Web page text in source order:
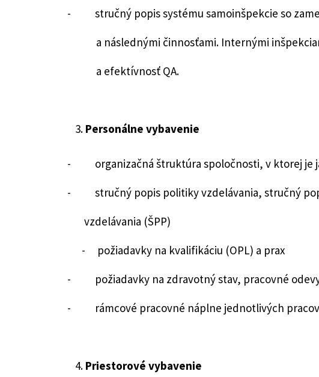
- stručný popis systému samoinšpekcie so
a následnými činnosťami. Internými
a efektívnosť QA.
Personálne vybavenie
- organizačná štruktúra spoločnosti, v ktorej je
- stručný popis politiky vzdelávania, stručný
vzdelávania (ŠPP)
- požiadavky na kvalifikáciu (OPL) a prax
- požiadavky na zdravotný stav, pracovné
- rámcové pracovné náplne jednotlivých
Priestorové vybavenie